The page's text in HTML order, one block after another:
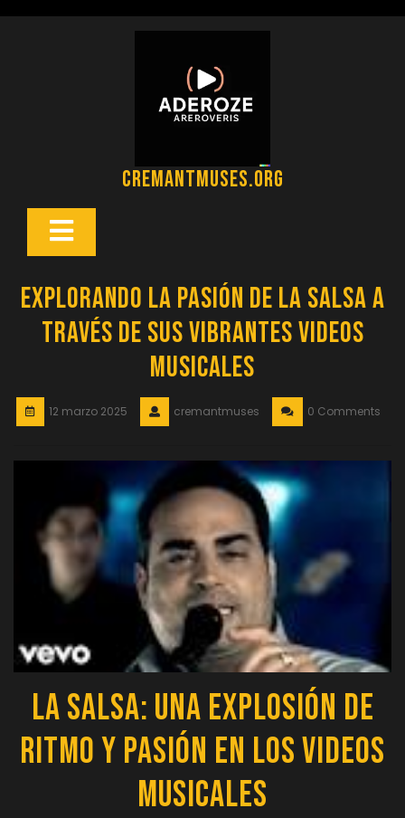
cremantmuses.org
Botón
Explorando la Pasión de la Salsa a
Través de Sus Vibrantes Videos
Musicales
12 marzo 2025 cremantmuses 0 Comments
La Salsa: Una Explosión de
Ritmo y Pasión en los Videos
Musicales